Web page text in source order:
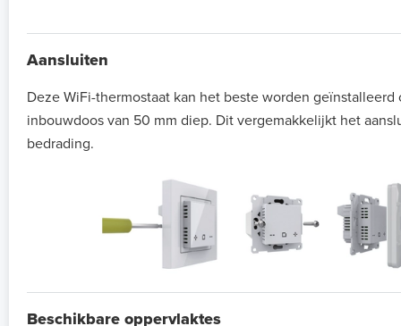
Aansluiten
Deze WiFi-thermostaat kan het beste worden geïnstalleerd
inbouwdoos van 50 mm diep. Dit vergemakkelijkt het
bedrading.
Beschikbare oppervlaktes